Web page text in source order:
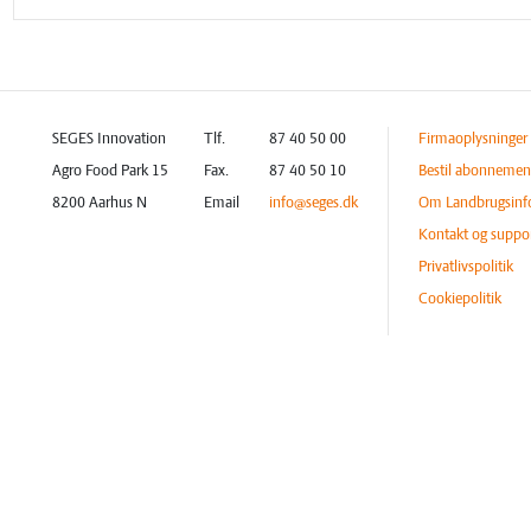
SEGES Innovation
Agro Food Park 15
8200 Aarhus N
Tlf.
87 40 50 00
Fax.
87 40 50 10
Email
info@seges.dk
Firmaoplysninger
Bestil
Om
Kontakt og
Privatlivspolitik
Cookiepolitik